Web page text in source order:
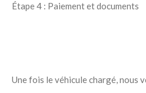
Étape 4 : Paiement et documents
Une fois le véhicule chargé, nous